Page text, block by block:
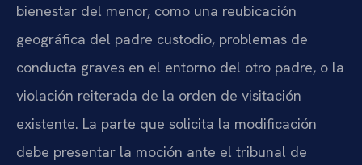
bienestar del menor, como una reubicación
geográfica del padre custodio, problemas de
conducta graves en el entorno del otro padre, o la
violación reiterada de la orden de visitación
existente. La parte que solicita la modificación
debe presentar la moción ante el tribunal de